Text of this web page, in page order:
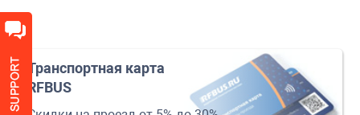
Транспортная карта
RFBUS